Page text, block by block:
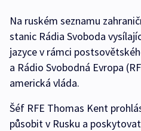
Na ruském seznamu
stanic Rádia Svoboda
jazyce v rámci
a Rádio Svobodná Evropa
americká vláda.
Šéf RFE Thomas Kent
působit v Rusku a